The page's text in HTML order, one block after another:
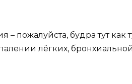
пожалуйста, будра тут как
лёгких,